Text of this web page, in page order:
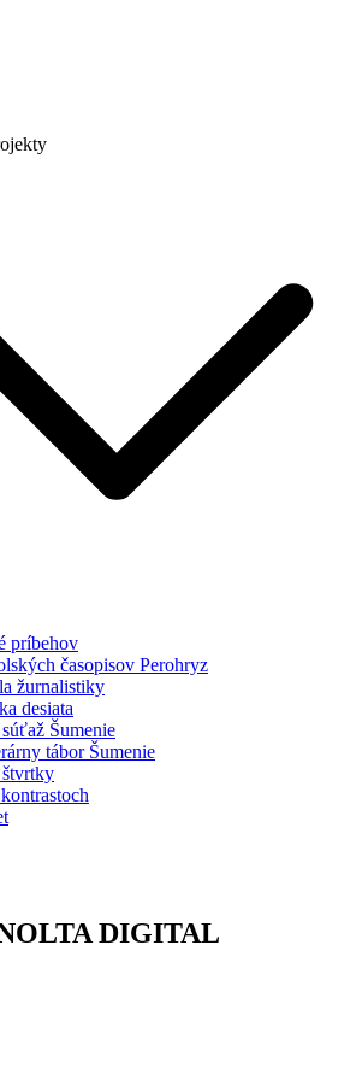
príbehov
časopisov Perohryz
žurnalistiky
desiata
Šumenie
tábor Šumenie
DIGITAL